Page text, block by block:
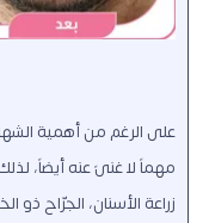
على الرغم من أهمية
مهماً لا غنىً عنه أيضاً،
زراعة الأسنان، الجرّاح ذو